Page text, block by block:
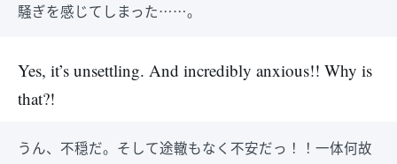
騒ぎを感じてしまった……。
Yes, it’s unsettling. And incredibly anxious!! Why is
that?!
うん、不穏だ。そして途轍もなく不安だっ！！一体何故